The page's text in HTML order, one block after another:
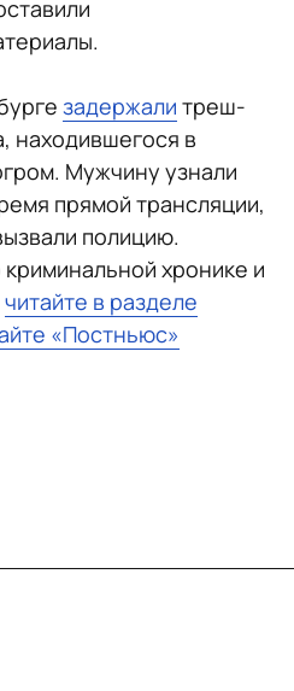
задержали треш-
находившегося в
Мужчину узнали
прямой трансляции,
полицию.
хронике и
читайте в разделе
«Постньюс»